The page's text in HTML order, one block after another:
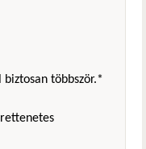
többször.*